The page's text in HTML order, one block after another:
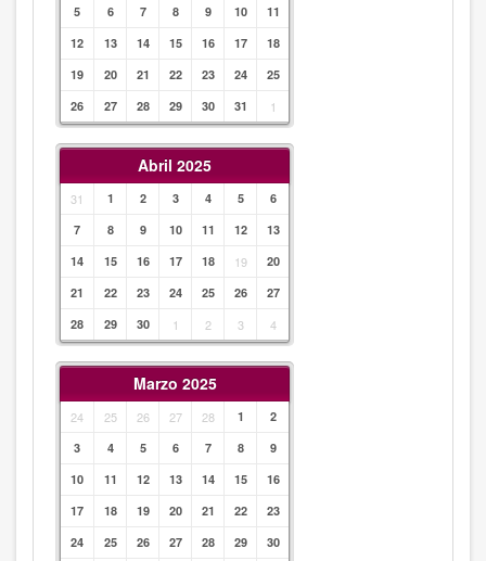
5 6 7 8 9 10
11
12
13 14 15 16 17
18
19
20 21 22 23 24
25
26
27 28 29 30 31 1
Abril 2025
31 1 2 3 4 5
6
7
8 9 10 11 12
13
14
15 16 17 18 19
20
21
22 23 24 25 26
27
28
29 30 1 2 3 4
Marzo 2025
24 25 26 27 28 1
2
3
4 5 6 7 8
9
10
11 12 13 14 15
16
17
18 19 20 21 22
23
24
25 26 27 28 29
30